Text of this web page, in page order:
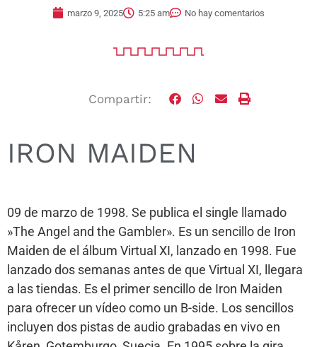
marzo 9, 2025 5:25 am No hay comentarios
Compartir:
IRON MAIDEN
09 de marzo de 1998. Se publica el single llamado
»The Angel and the Gambler». Es un sencillo de Iron
Maiden de el álbum Virtual XI, lanzado en 1998. Fue
lanzado dos semanas antes de que Virtual XI, llegara
a las tiendas. Es el primer sencillo de Iron Maiden
para ofrecer un vídeo como un B-side. Los sencillos
incluyen dos pistas de audio grabadas en vivo en